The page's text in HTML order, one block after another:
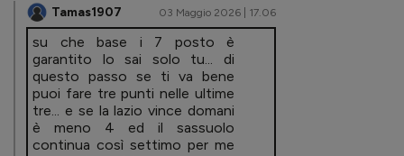
Tamas1907 03 Maggio 2026 | 17.06
su che base i 7 posto è
garantito lo sai solo tu... di
questo passo se ti va bene
puoi fare tre punti nelle ultime
tre... e se la lazio vince domani
è meno 4 ed il sassuolo
continua così settimo per me